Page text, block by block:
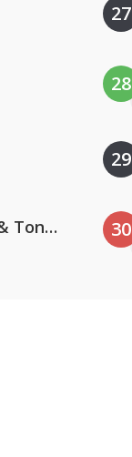
David Guetta, Teddy Swims & Tones And I
27
28
29
30